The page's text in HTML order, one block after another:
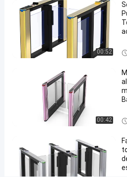
edificio
Torniquete
de la puerta
de velocidad
2025-
09-16
Torniquete
Speedgate
huella
dactilar
00:52
00:42